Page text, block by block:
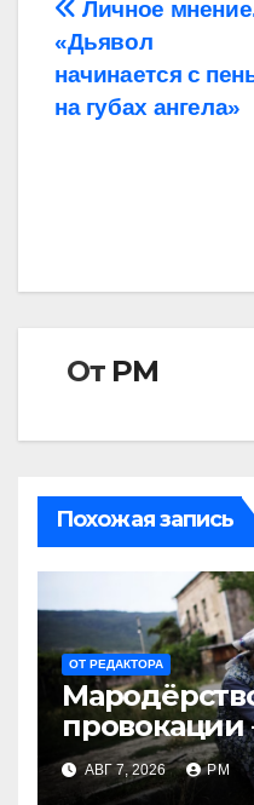
по
записям
Личное
«Дьявол
начинается с
на губах ангела»
От РМ
Похожая запись
ОТ РЕДАКТОРА
провокации
политики
АВГ 7, 2026 РМ